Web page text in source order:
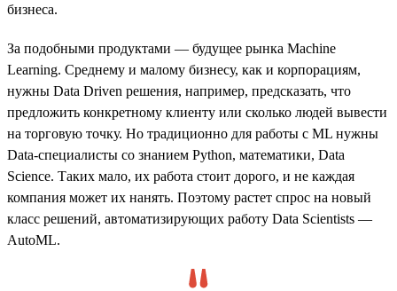
бизнеса.
За подобными продуктами — будущее рынка Machine
Learning. Среднему и малому бизнесу, как и корпорациям,
нужны Data Driven решения, например, предсказать, что
предложить конкретному клиенту или сколько людей вывести
на торговую точку. Но традиционно для работы с ML нужны
Data-специалисты со знанием Python, математики, Data
Science. Таких мало, их работа стоит дорого, и не каждая
компания может их нанять. Поэтому растет спрос на новый
класс решений, автоматизирующих работу Data Scientists —
AutoML.